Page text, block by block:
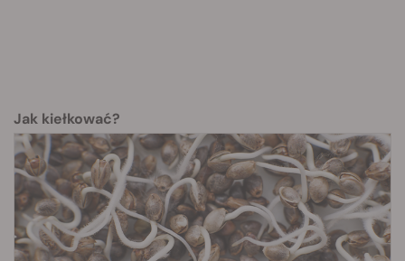
Jak kiełkować?